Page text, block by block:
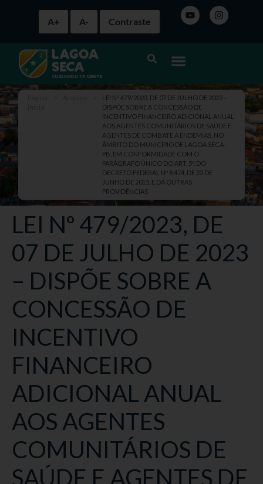
A+ A- Contraste
LEI Nº 479/2023, DE 07 DE JULHO DE 2023 –
DISPÕE SOBRE A CONCESSÃO DE
INCENTIVO FINANCEIRO ADICIONAL ANUAL
AOS AGENTES COMUNITÁRIOS DE SAÚDE E
AGENTES DE COMBATE A ENDEMIAS, NO
ÂMBITO DO MUNICÍPIO DE LAGOA SECA-
PB, EM CONFORMIDADE COM O
PARÁGRAFO ÚNICO DO ART. 5º, DO
DECRETO FEDERAL Nº 8.474, DE 22 DE
JUNHO DE 2015, E DÁ OUTRAS
PROVIDÊNCIAS
LEI Nº 479/2023, DE
07 DE JULHO DE 2023
– DISPÕE SOBRE A
CONCESSÃO DE
INCENTIVO
FINANCEIRO
ADICIONAL ANUAL
AOS AGENTES
COMUNITÁRIOS DE
SAÚDE E AGENTES DE